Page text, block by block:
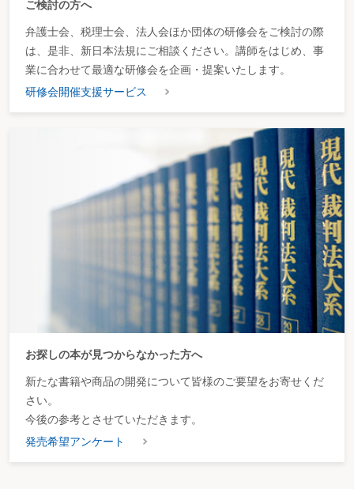
ご検討の方へ
弁護士会、税理士会、法人会ほか団体の研修会をご検討の際
は、是非、新日本法規にご相談ください。講師をはじめ、事
業に合わせて最適な研修会を企画・提案いたします。
研修会開催支援サービス
お探しの本が見つからなかった方へ
新たな書籍や商品の開発について皆様のご要望をお寄せくだ
さい。
今後の参考とさせていただきます。
発売希望アンケート